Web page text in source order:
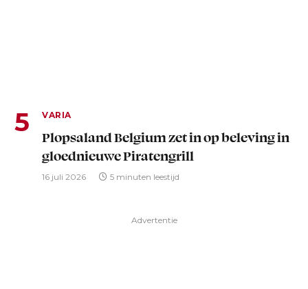
VARIA
Plopsaland Belgium zet in op beleving in
gloednieuwe Piratengrill
16 juli 2026 5 minuten leestijd
Advertentie